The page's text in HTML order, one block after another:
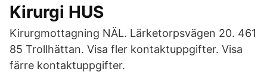
Kirurgi HUS
Kirurgmottagning NÄL. Lärketorpsvägen 20. 461
85 Trollhättan. Visa fler kontaktuppgifter. Visa
färre kontaktuppgifter.